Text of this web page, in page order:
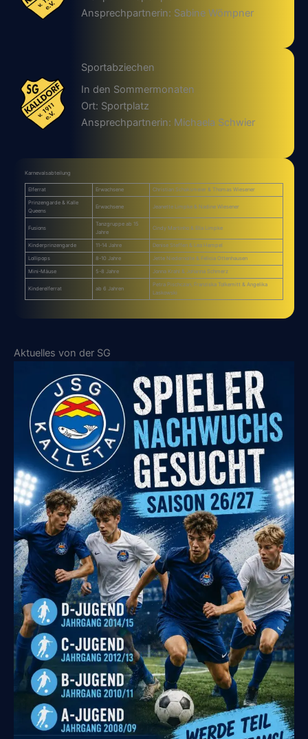
Ansprechpartnerin: Sabine Wömpner
Sportabziechen
In den Sommermonaten
Ort: Sportplatz
Ansprechpartnerin: Michaela Schwier
Karnevalsabteilung
Elferrat Erwachsene Christian Schaksmeier & Thomas Wiesener
Prinzengarde & Kalle
Queens
Erwachsene Jeanette Limpke & Nadine Wiesener
Fusions
Tanzgruppe ab 15
Jahre
Cindy Martinho & Ella Limpke
Kinderprinzengarde 11-14 Jahre Denise Steffen & Lea Hempel
Lollipops 8-10 Jahre Jette Niedernolte & Felicia Ottenhausen
Mini-Mäuse 5-8 Jahre Jonna Krahl & Johanna Schmerz
Kinderelferrat ab 6 Jahren
Petra Pischczan, Franziska Tolkemitt & Angelika
Laskowski
Aktuelles von der SG